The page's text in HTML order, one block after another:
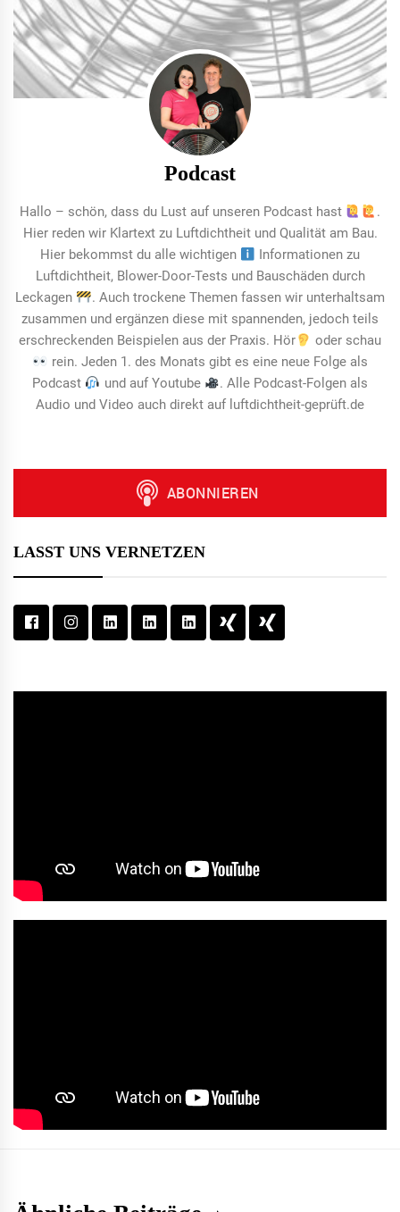
Podcast
Hallo – schön, dass du Lust auf unseren Podcast hast
.
Hier reden wir Klartext zu Luftdichtheit und Qualität am Bau.
Hier bekommst du alle wichtigen
Informationen zu
Luftdichtheit, Blower-Door-Tests und Bauschäden durch
Leckagen
. Auch trockene Themen fassen wir unterhaltsam
zusammen und ergänzen diese mit spannenden, jedoch teils
erschreckenden Beispielen aus der Praxis. Hör
oder schau
rein. Jeden 1. des Monats gibt es eine neue Folge als
Podcast
und auf Youtube
. Alle Podcast-Folgen als
Audio und Video auch direkt auf luftdichtheit-geprüft.de
LASST UNS VERNETZEN